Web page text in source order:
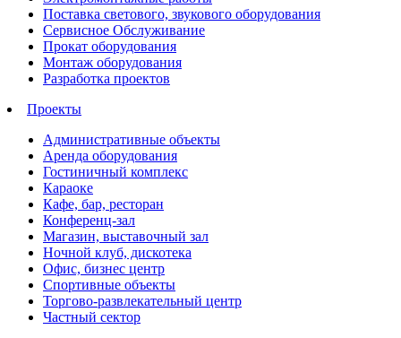
Поставка светового, звукового оборудования
Сервисное Обслуживание
Прокат оборудования
Монтаж оборудования
Разработка проектов
Проекты
Административные объекты
Аренда оборудования
Гостиничный комплекс
Караоке
Кафе, бар, ресторан
Конференц-зал
Магазин, выставочный зал
Ночной клуб, дискотека
Офис, бизнес центр
Спортивные объекты
Торгово-развлекательный центр
Частный сектор